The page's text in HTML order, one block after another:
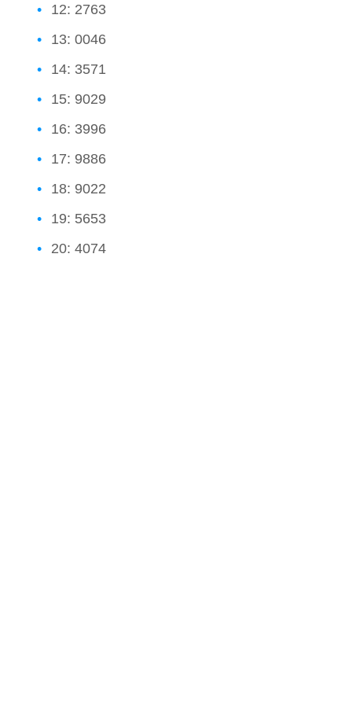
12: 2763
13: 0046
14: 3571
15: 9029
16: 3996
17: 9886
18: 9022
19: 5653
20: 4074